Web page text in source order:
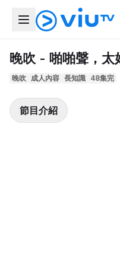
晚吹 - 啪啪聲，太
晚吹 成人內容 長知識 48集完
節目介紹